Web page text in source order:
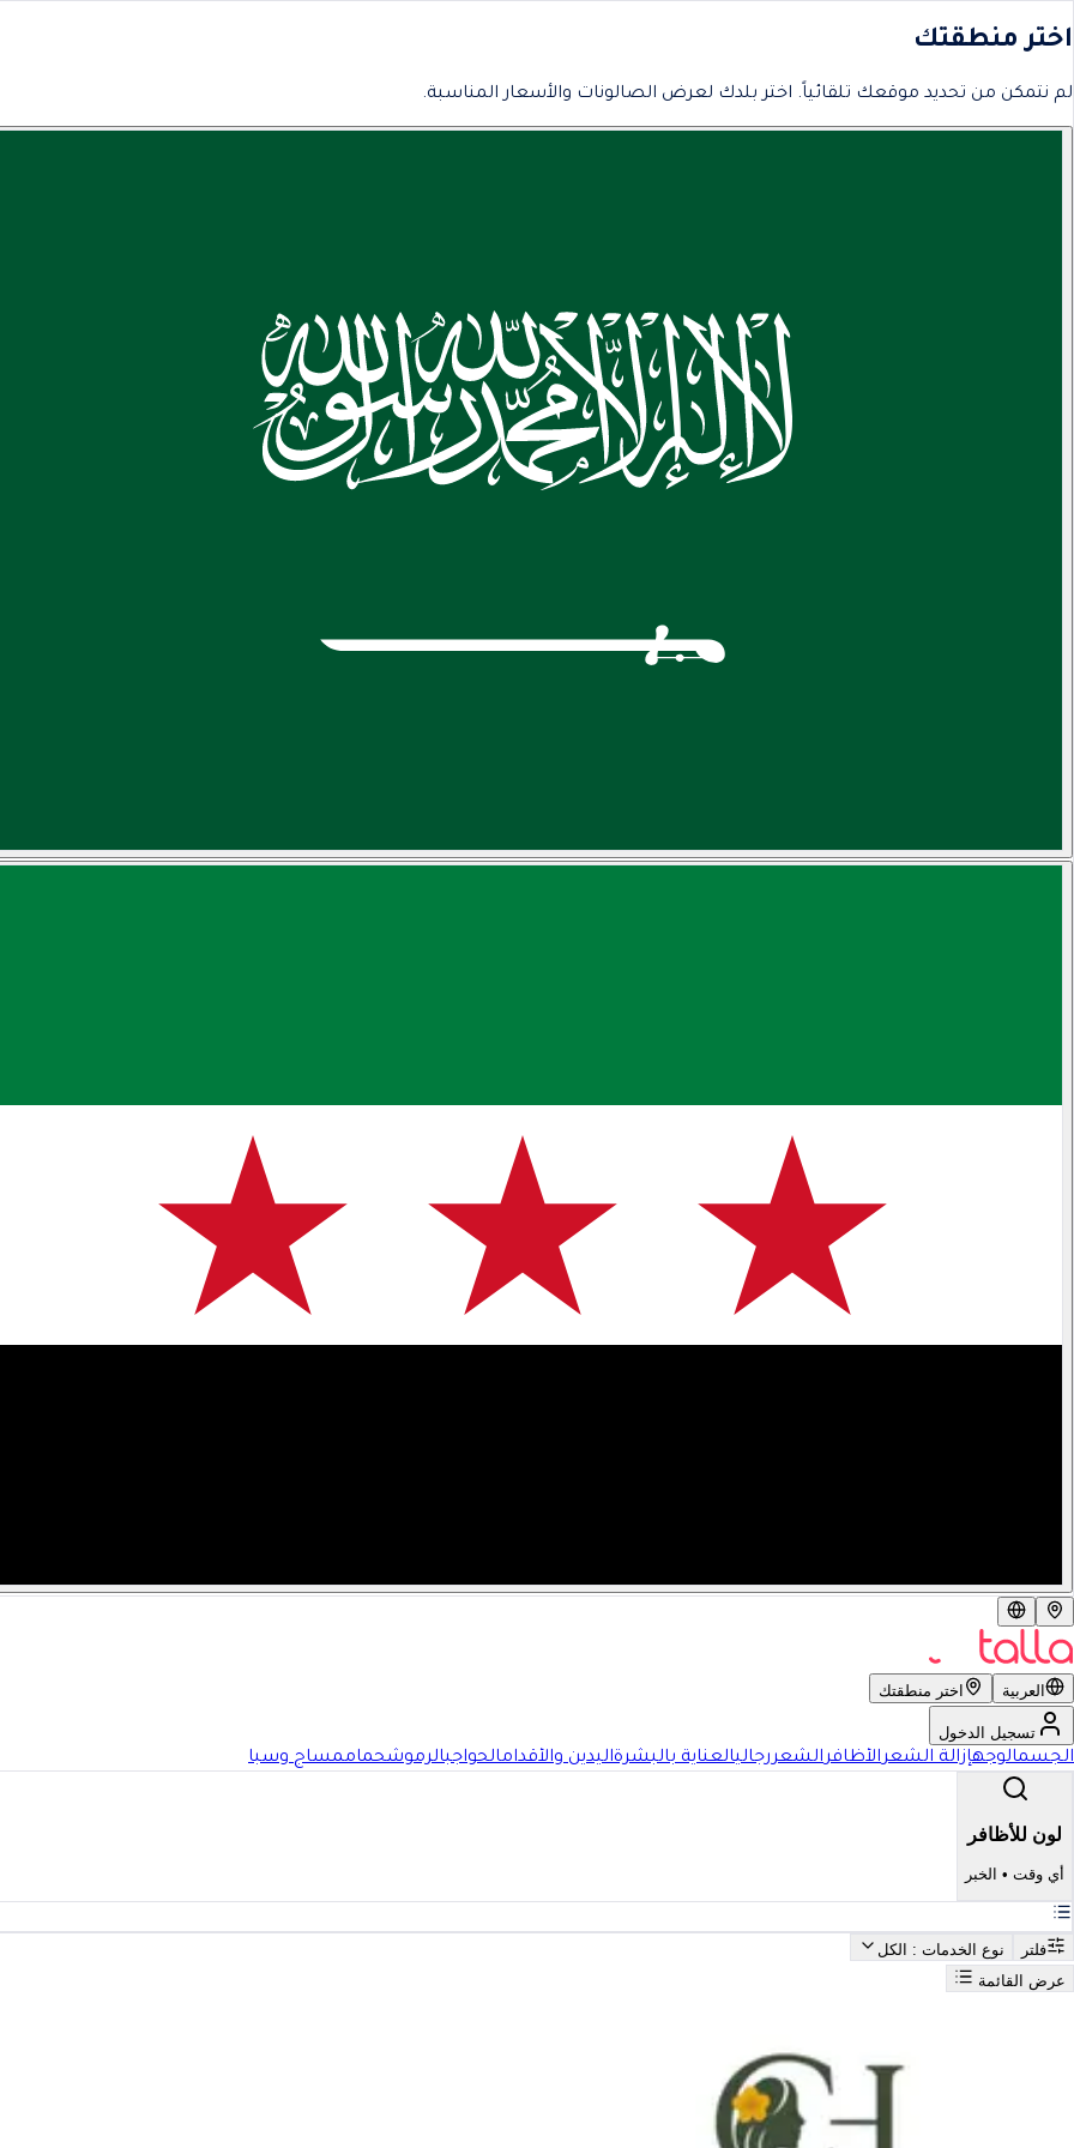
اختر منطقتك
لم نتمكن من تحديد موقعك تلقائياً. اختر بلدك لعرض الصالونات والأسعار المناسبة.
العربية اختر منطقتك
تسجيل الدخول
الجسمالوجهإزالة الشعرالأظافرالشعررجاليالعناية بالبشرةاليدين والأقدامالحواجبالرموشحماممساج وسبا
لون للأظافر
أي وقت • الخبر
فلتر نوع الخدمات : الكل
عرض القائمة
أفضل لون للأظافر في الخبر